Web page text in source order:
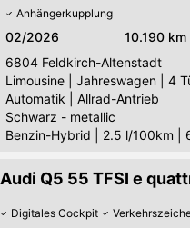
Anhängerkupplung
02/2026 10.190 km
6804 Feldkirch-Altenstadt
Limousine
Jahreswagen
4
Automatik
Allrad-Antrieb
Schwarz - metallic
Benzin-Hybrid
2.5 l/100km
Audi Q5 55 TFSI e
Digitales Cockpit